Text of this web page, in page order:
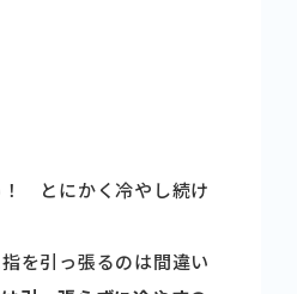
とにかく冷やし続け
を引っ張るのは間違い